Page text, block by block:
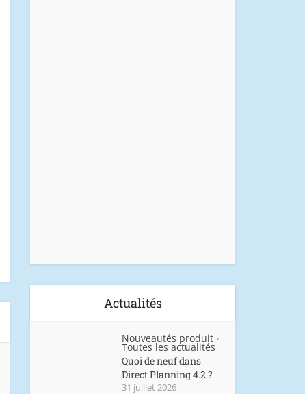
Actualités
Nouveautés produit •
Toutes les actualités
Quoi de neuf dans
Direct Planning 4.2 ?
31 juillet 2026